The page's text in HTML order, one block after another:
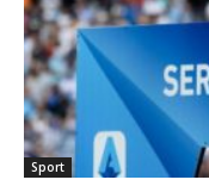
Sport